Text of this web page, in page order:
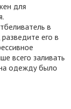
для
в
его в
всего заливать
одежду было